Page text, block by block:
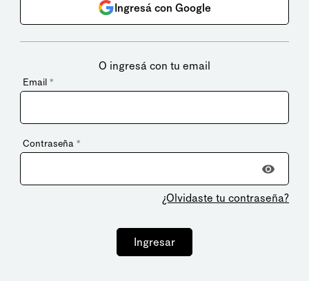
Ingresá con Google
O ingresá con tu email
Email *
Contraseña *
¿Olvidaste tu contraseña?
Ingresar